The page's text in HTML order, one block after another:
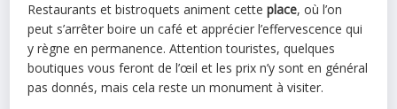
Restaurants et bistroquets animent cetteplace, où l’on
peut s’arrêter boire un café et apprécier l’effervescence qui
y règne en permanence. Attention touristes, quelques
boutiques vous feront de l’œil et les prix n’y sont en général
pas donnés, mais cela reste un monument à visiter.